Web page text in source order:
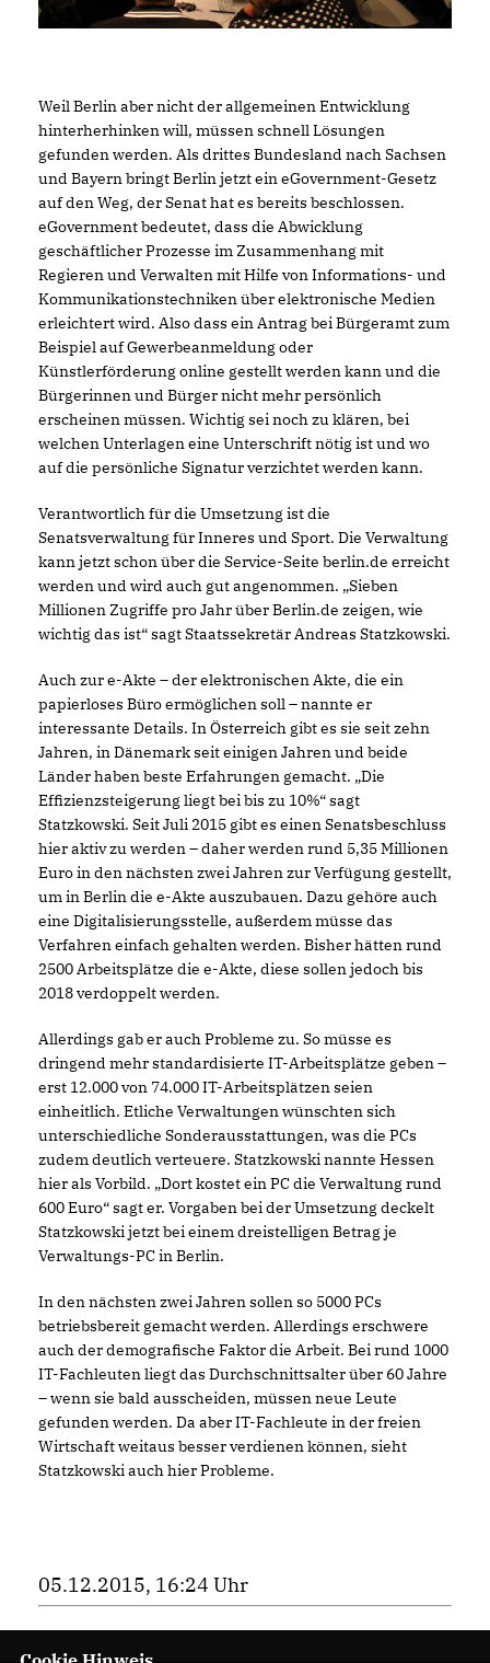
Weil Berlin aber nicht der allgemeinen Entwicklung
hinterherhinken will, müssen schnell Lösungen
gefunden werden. Als drittes Bundesland nach Sachsen
und Bayern bringt Berlin jetzt ein eGovernment-Gesetz
auf den Weg, der Senat hat es bereits beschlossen.
eGovernment bedeutet, dass die Abwicklung
geschäftlicher Prozesse im Zusammenhang mit
Regieren und Verwalten mit Hilfe von Informations- und
Kommunikationstechniken über elektronische Medien
erleichtert wird. Also dass ein Antrag bei Bürgeramt zum
Beispiel auf Gewerbeanmeldung oder
Künstlerförderung online gestellt werden kann und die
Bürgerinnen und Bürger nicht mehr persönlich
erscheinen müssen. Wichtig sei noch zu klären, bei
welchen Unterlagen eine Unterschrift nötig ist und wo
auf die persönliche Signatur verzichtet werden kann.
Verantwortlich für die Umsetzung ist die
Senatsverwaltung für Inneres und Sport. Die Verwaltung
kann jetzt schon über die Service-Seite berlin.de erreicht
werden und wird auch gut angenommen. „Sieben
Millionen Zugriffe pro Jahr über Berlin.de zeigen, wie
wichtig das ist“ sagt Staatssekretär Andreas Statzkowski.
Auch zur e-Akte – der elektronischen Akte, die ein
papierloses Büro ermöglichen soll – nannte er
interessante Details. In Österreich gibt es sie seit zehn
Jahren, in Dänemark seit einigen Jahren und beide
Länder haben beste Erfahrungen gemacht. „Die
Effizienzsteigerung liegt bei bis zu 10%“ sagt
Statzkowski. Seit Juli 2015 gibt es einen Senatsbeschluss
hier aktiv zu werden – daher werden rund 5,35 Millionen
Euro in den nächsten zwei Jahren zur Verfügung gestellt,
um in Berlin die e-Akte auszubauen. Dazu gehöre auch
eine Digitalisierungsstelle, außerdem müsse das
Verfahren einfach gehalten werden. Bisher hätten rund
2500 Arbeitsplätze die e-Akte, diese sollen jedoch bis
2018 verdoppelt werden.
Allerdings gab er auch Probleme zu. So müsse es
dringend mehr standardisierte IT-Arbeitsplätze geben –
erst 12.000 von 74.000 IT-Arbeitsplätzen seien
einheitlich. Etliche Verwaltungen wünschten sich
unterschiedliche Sonderausstattungen, was die PCs
zudem deutlich verteuere. Statzkowski nannte Hessen
hier als Vorbild. „Dort kostet ein PC die Verwaltung rund
600 Euro“ sagt er. Vorgaben bei der Umsetzung deckelt
Statzkowski jetzt bei einem dreistelligen Betrag je
Verwaltungs-PC in Berlin.
In den nächsten zwei Jahren sollen so 5000 PCs
betriebsbereit gemacht werden. Allerdings erschwere
auch der demografische Faktor die Arbeit. Bei rund 1000
IT-Fachleuten liegt das Durchschnittsalter über 60 Jahre
– wenn sie bald ausscheiden, müssen neue Leute
gefunden werden. Da aber IT-Fachleute in der freien
Wirtschaft weitaus besser verdienen können, sieht
Statzkowski auch hier Probleme.
05.12.2015, 16:24 Uhr